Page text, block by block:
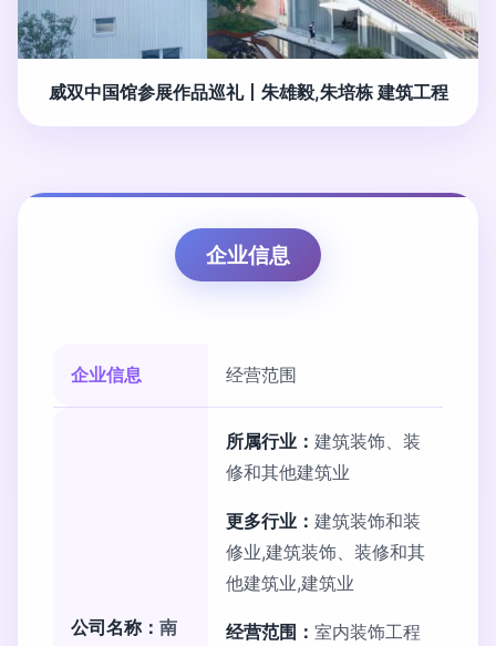
威双中国馆参展作品巡礼丨朱雄毅,朱培栋 建筑工程
企业信息
企业信息 经营范围
公司名称： 南
所属行业： 建筑装饰、装
修和其他建筑业
更多行业： 建筑装饰和装
修业,建筑装饰、装修和其
他建筑业,建筑业
经营范围： 室内装饰工程